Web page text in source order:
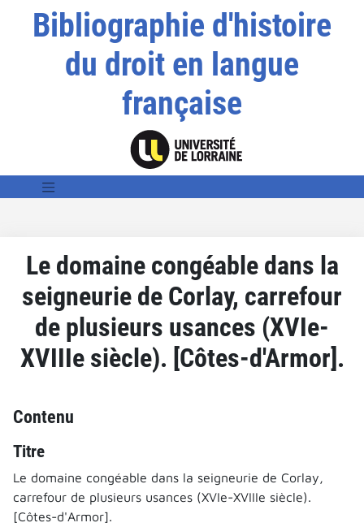
Bibliographie d'histoire
du droit en langue
française
Le domaine congéable dans la
seigneurie de Corlay, carrefour
de plusieurs usances (XVIe-
XVIIIe siècle). [Côtes-d'Armor].
Contenu
Titre
Le domaine congéable dans la seigneurie de Corlay,
carrefour de plusieurs usances (XVIe-XVIIIe siècle).
[Côtes-d'Armor].